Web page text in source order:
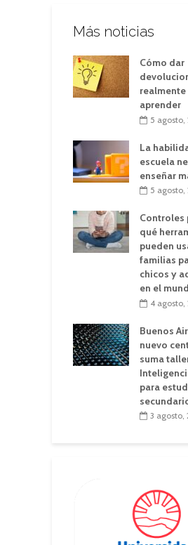
Más noticias
Cómo dar
aprender
5 agosto,
La
escuela
enseñar
5 agosto,
Controles
qué
pueden
familias
chicos y
en el
4 agosto,
Buenos
nuevo
suma
para
3 agosto,